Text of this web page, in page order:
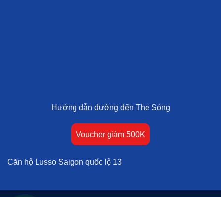
Hướng dẫn đường đến The Sóng
Voucher giảm 500K
Căn hộ Lusso Saigon quốc lộ 13